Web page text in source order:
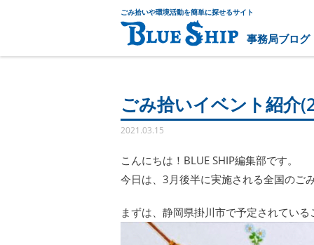
ごみ拾いや環境活動を簡単に探せるサイト
事務局ブログ
ごみ拾いイベント紹介
2021.03.15
こんにちは！BLUE SHIP編集部です。
今日は、3月後半に実施される全国のご
まずは、静岡県掛川市で予定されてい